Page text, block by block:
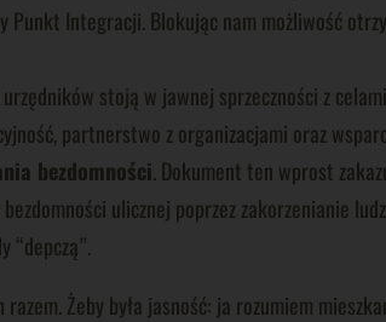
Integracji. Blokując nam możliwość
urzędników stoją w jawnej sprzeczności z
partnerstwo z organizacjami oraz
bezdomności. Dokument ten wprost
ulicznej poprzez zakorzenianie
“depczą”.
Żeby była jasność: ja rozumiem